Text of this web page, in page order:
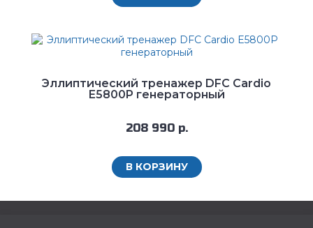
Эллиптический тренажер DFC Cardio
E5800P генераторный
208 990 р.
В КОРЗИНУ